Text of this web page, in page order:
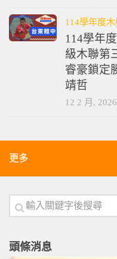
114學年度
114學年
級木聯第
睿豪鎖定
靖哲
12 2 月, 2026
更多
頭條消息